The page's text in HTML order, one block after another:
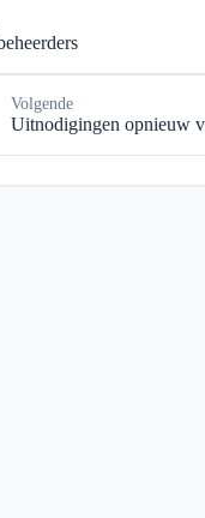
Volgende
Uitnodigingen opnieuw